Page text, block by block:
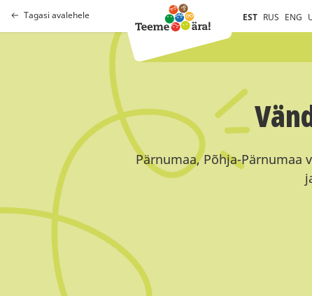
Tagasi avalehele EST RUS ENG
Pärnumaa, Põhja-